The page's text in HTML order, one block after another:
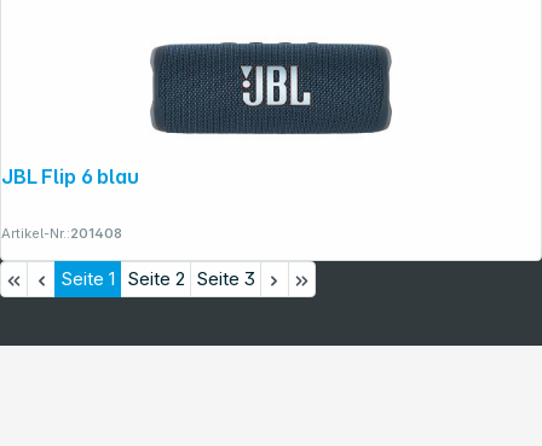
JBL Flip 6 blau
Artikel-Nr.:201408
Seite 1 Seite 2 Seite 3